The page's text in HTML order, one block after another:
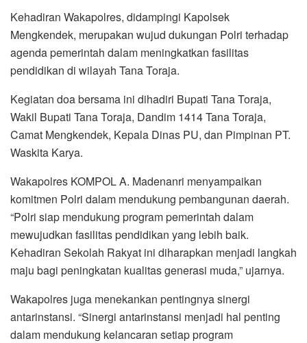
Kehadiran Wakapolres, didampingi Kapolsek
Mengkendek, merupakan wujud dukungan Polri terhadap
agenda pemerintah dalam meningkatkan fasilitas
pendidikan di wilayah Tana Toraja.
Kegiatan doa bersama ini dihadiri Bupati Tana Toraja,
Wakil Bupati Tana Toraja, Dandim 1414 Tana Toraja,
Camat Mengkendek, Kepala Dinas PU, dan Pimpinan PT.
Waskita Karya.
Wakapolres KOMPOL A. Madenanri menyampaikan
komitmen Polri dalam mendukung pembangunan daerah.
“Polri siap mendukung program pemerintah dalam
mewujudkan fasilitas pendidikan yang lebih baik.
Kehadiran Sekolah Rakyat ini diharapkan menjadi langkah
maju bagi peningkatan kualitas generasi muda,” ujarnya.
Wakapolres juga menekankan pentingnya sinergi
antarinstansi. “Sinergi antarinstansi menjadi hal penting
dalam mendukung kelancaran setiap program